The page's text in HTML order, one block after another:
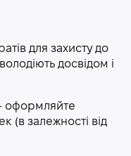
для захисту до
досвідом і
- оформляйте
(в залежності від